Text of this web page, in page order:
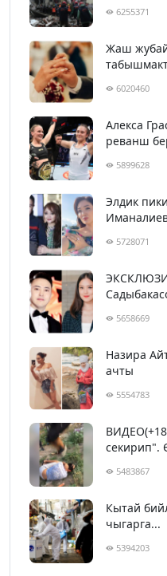
6255371
Жаш
6020460
Алекса
реванш
5899628
Элдик
5728071
5658669
Назира
ачты
5554783
секирип".
5483867
Кытай
чыгарга...
5394203